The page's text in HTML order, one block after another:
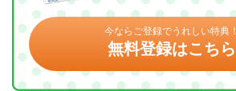
今ならご登録でうれしい特典！
無料登録はこちら